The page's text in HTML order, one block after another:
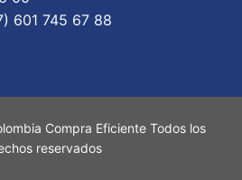
601 745 67 88
Compra Eficiente Todos los
reservados